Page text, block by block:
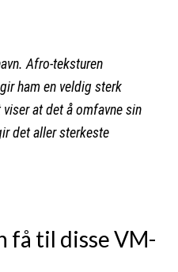
Afro-teksturen
ham en veldig sterk
at det å omfavne sin
det aller sterkeste
få til disse VM-